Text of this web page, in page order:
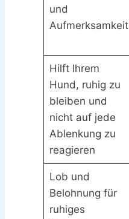
und
Aufmerksamkeit
Hilft Ihrem
Hund, ruhig zu
bleiben und
nicht auf jede
Ablenkung zu
reagieren
Lob und
Belohnung für
ruhiges